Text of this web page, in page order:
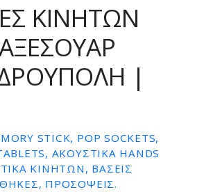
ΚΙΝΗΤΩΝ
|
STICK, POP SOCKETS,
ΑΚΟΥΣΤΙΚΆ HANDS
ΚΙΝΗΤΏΝ, ΒΆΣΕΙΣ
ΠΡΟΣΌΨΕΙΣ.